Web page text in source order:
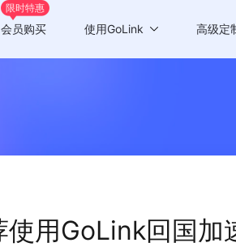
限时特惠
会员购买 使用GoLink 高级定
用GoLink回国加